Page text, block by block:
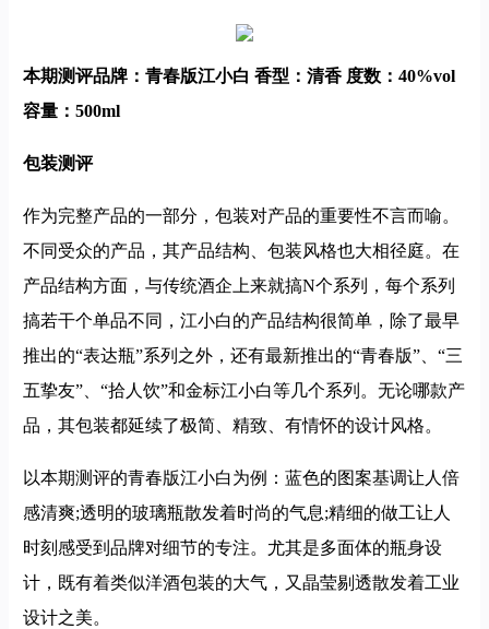
本期测评品牌：青春版江小白 香型：清香 度数：40%vol
容量：500ml
包装测评
作为完整产品的一部分，包装对产品的重要性不言而喻。
不同受众的产品，其产品结构、包装风格也大相径庭。在
产品结构方面，与传统酒企上来就搞N个系列，每个系列
搞若干个单品不同，江小白的产品结构很简单，除了最早
推出的“表达瓶”系列之外，还有最新推出的“青春版”、“三
五挚友”、“拾人饮”和金标江小白等几个系列。无论哪款产
品，其包装都延续了极简、精致、有情怀的设计风格。
以本期测评的青春版江小白为例：蓝色的图案基调让人倍
感清爽;透明的玻璃瓶散发着时尚的气息;精细的做工让人
时刻感受到品牌对细节的专注。尤其是多面体的瓶身设
计，既有着类似洋酒包装的大气，又晶莹剔透散发着工业
设计之美。